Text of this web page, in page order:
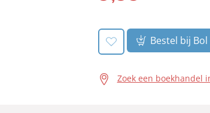
book:
Bestel bij Bol
Zoek een boekhandel